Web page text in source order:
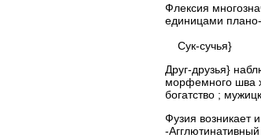
Флексия
единицами
Сук-сучья}
Друг-друзья}
морфемного шва
богатство ;
Фузия возникает
-